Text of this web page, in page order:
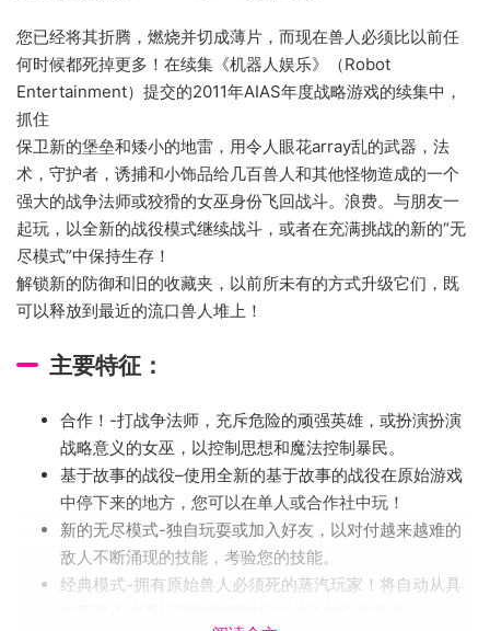
您已经将其折腾，燃烧并切成薄片，而现在兽人必须比以前任
何时候都死掉更多！在续集《机器人娱乐》（Robot
Entertainment）提交的2011年AIAS年度战略游戏的续集中，
抓住
保卫新的堡垒和矮小的地雷，用令人眼花array乱的武器，法
术，守护者，诱捕和小饰品给几百兽人和其他怪物造成的一个
强大的战争法师或狡猾的女巫身份飞回战斗。浪费。与朋友一
起玩，以全新的战役模式继续战斗，或者在充满挑战的新的“无
尽模式”中保持生存！
解锁新的防御和旧的收藏夹，以前所未有的方式升级它们，既
可以释放到最近的流口兽人堆上！
主要特征：
合作！-打战争法师，充斥危险的顽强英雄，或扮演扮演
战略意义的女巫，以控制思想和魔法控制暴民。
基于故事的战役–使用全新的基于故事的战役在原始游戏
中停下来的地方，您可以在单人或合作社中玩！
新的无尽模式-独自玩耍或加入好友，以对付越来越难的
敌人不断涌现的技能，考验您的技能。
经典模式-拥有原始兽人必须死的蒸汽玩家！将自动从具